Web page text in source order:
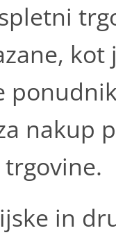
kot
nakup
in